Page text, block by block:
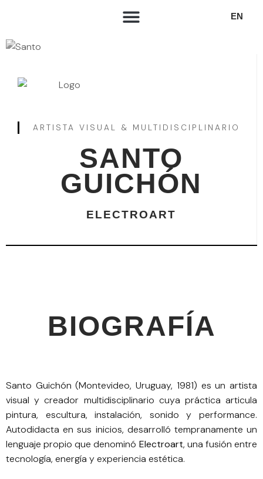
EN
ARTISTA VISUAL & MULTIDISCIPLINARIO
SANTO
GUICHÓN
ELECTROART
BIOGRAFÍA
Santo Guichón (Montevideo, Uruguay, 1981) es un artista
visual y creador multidisciplinario cuya práctica articula
pintura, escultura, instalación, sonido y performance.
Autodidacta en sus inicios, desarrolló tempranamente un
lenguaje propio que denominó Electroart, una fusión entre
tecnología, energía y experiencia estética.